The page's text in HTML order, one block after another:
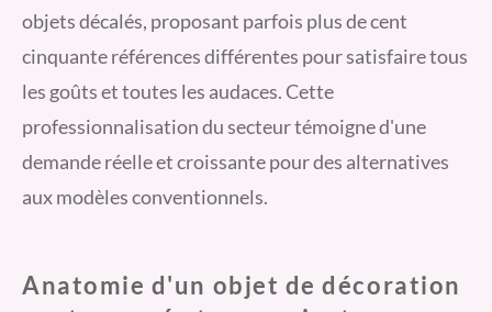
objets décalés, proposant parfois plus de cent
cinquante références différentes pour satisfaire tous
les goûts et toutes les audaces. Cette
professionnalisation du secteur témoigne d'une
demande réelle et croissante pour des alternatives
aux modèles conventionnels.
Anatomie d'un objet de décoration